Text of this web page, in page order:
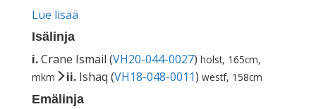
Lue lisää
Isälinja
i.Crane Ismail (VH20-044-0027) holst, 165cm,
mkm
ii. Ishaq (VH18-048-0011) westf, 158cm
Emälinja